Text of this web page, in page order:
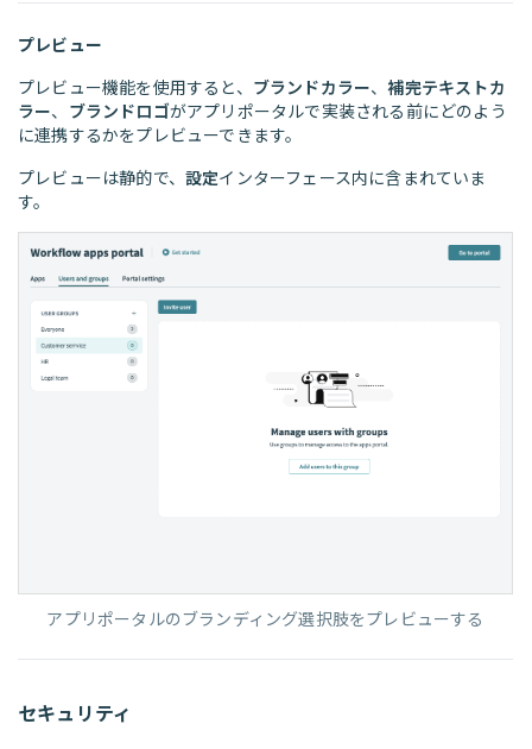
プレビュー
プレビュー機能を使用すると、 ブランドカラー、補完テキストカ
ラー、 ブランドロゴがアプリポータルで実装される前にどのよう
に連携するかをプレビューできます。
プレビューは静的で、 設定インターフェース内に含まれていま
す。
アプリポータルのブランディング選択肢をプレビューする
セキュリティ